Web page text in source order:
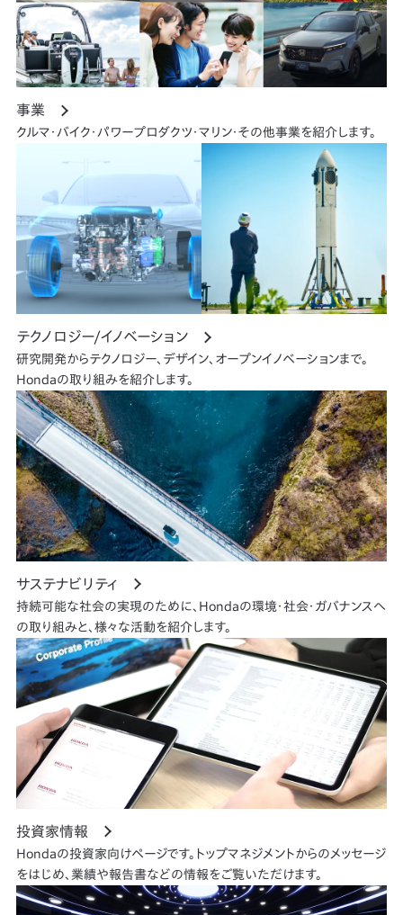
事業
クルマ・バイク・パワープロダクツ・マリン・その他事業を紹介します。
テクノロジー/イノベーション
研究開発からテクノロジー、デザイン、オープンイノベーションまで。
Hondaの取り組みを紹介します。
サステナビリティ
持続可能な社会の実現のために、Hondaの環境・社会・ガバナンスへ
の取り組みと、様々な活動を紹介します。
投資家情報
Hondaの投資家向けページです。トップマネジメントからのメッセージ
をはじめ、業績や報告書などの情報をご覧いただけます。